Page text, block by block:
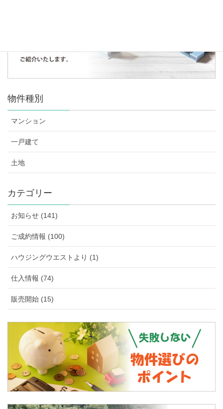
物件種別
マンション
一戸建て
土地
カテゴリー
お知らせ (141)
ご成約情報 (100)
ハウジングウエストより (1)
仕入情報 (74)
販売開始 (15)